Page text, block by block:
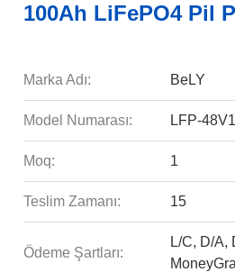
100Ah LiFePO4 Pil
Marka Adı: BeLY
Model Numarası: LFP-
Moq: 1
Teslim Zamanı: 15
Ödeme Şartları:
L/C, D/A,